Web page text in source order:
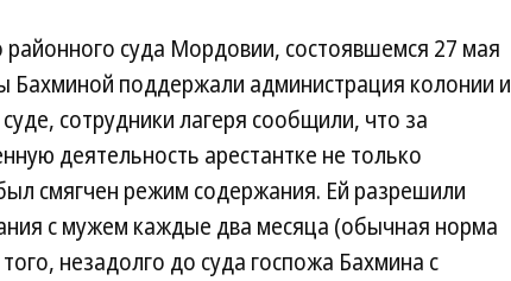
суда Мордовии, состоявшемся 27 мая
Бахминой поддержали администрация колонии и
сотрудники лагеря сообщили, что за
деятельность арестантке не только
смягчен режим содержания. Ей разрешили
с мужем каждые два месяца (обычная норма
незадолго до суда госпожа Бахмина с